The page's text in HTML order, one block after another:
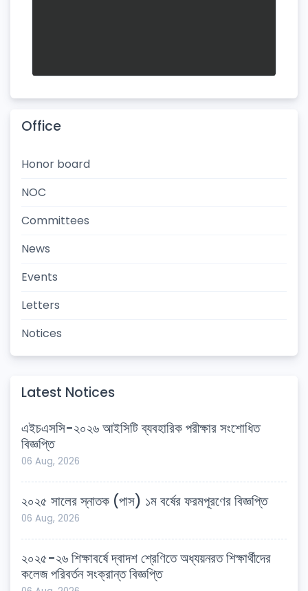
Office
Honor board
NOC
Committees
News
Events
Letters
Notices
Latest Notices
এইচএসসি-২০২৬ আইসিটি ব্যবহারিক পরীক্ষার সংশোধিত
বিজ্ঞপ্তি
06 Aug, 2026
২০২৫ সালের স্নাতক (পাস) ১ম বর্ষের ফরমপূরণের বিজ্ঞপ্তি
06 Aug, 2026
২০২৫-২৬ শিক্ষাবর্ষে দ্বাদশ শ্রেণিতে অধ্যয়নরত শিক্ষার্থীদের
কলেজ পরিবর্তন সংক্রান্ত বিজ্ঞপ্তি